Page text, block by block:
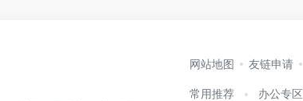
网站地图 友链申请
常用推荐 办公专区